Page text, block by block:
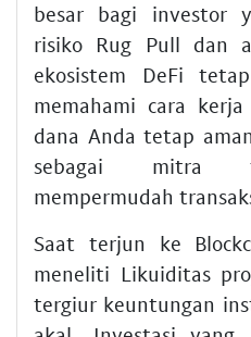
besar bagi investor
risiko Rug Pull dan
ekosistem DeFi
memahami cara
dana Anda tetap
sebagai mitra
mempermudah
Saat terjun ke
meneliti Likuiditas
tergiur keuntungan